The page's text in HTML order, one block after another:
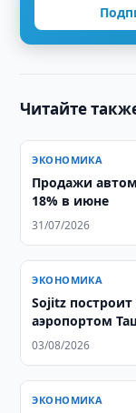
Читайте
ЭКОНОМИКА
Продажи
18% в июне
31/07/2026
ЭКОНОМИКА
Sojitz
аэропортом
03/08/2026
ЭКОНОМИКА